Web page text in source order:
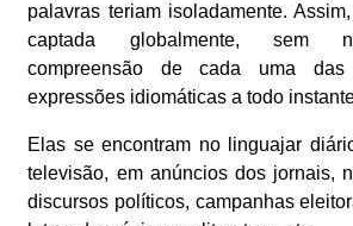
palavras teriam isoladamente.
captada globalmente, sem
compreensão de cada uma das
expressões idiomáticas a todo
Elas se encontram no linguajar
televisão, em anúncios dos jornais,
discursos políticos, campanhas